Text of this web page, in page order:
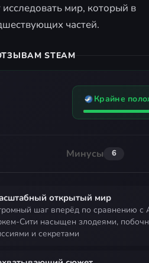
мир, который в
частей.
STEAM
Крайне
Минусы 6
открытый мир
Сити насыщен злодеями,
и секретами